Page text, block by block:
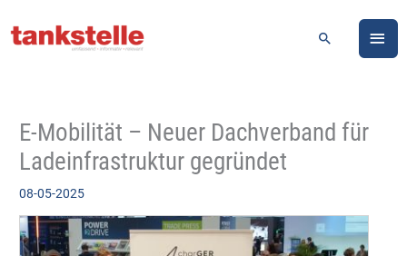
Inhalt
Suchen
E-Mobilität – Neuer Dachverband für
Ladeinfrastruktur gegründet
08-05-2025